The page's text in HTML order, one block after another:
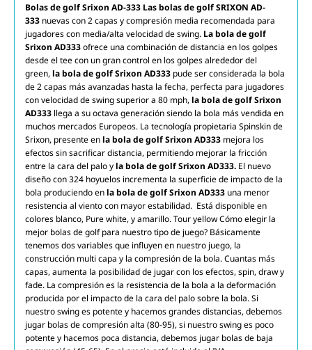
Bolas de golf Srixon AD-333 Las bolas de golf SRIXON AD-
333 nuevas con 2 capas y compresión media recomendada para
jugadores con media/alta velocidad de swing. La bola de golf
Srixon AD333ofrece una combinación de distancia en los golpes
desde el tee con un gran control en los golpes alrededor del
green,la bola de golf Srixon AD333 pude ser considerada la bola
de 2 capas más avanzadas hasta la fecha, perfecta para jugadores
con velocidad de swing superior a 80 mph,la bola de golf Srixon
AD333 llega a su octava generación siendo la bola más vendida en
muchos mercados Europeos. La tecnología propietaria Spinskin de
Srixon, presente enla bola de golf Srixon AD333 mejora los
efectos sin sacrificar distancia, permitiendo mejorar la fricción
entre la cara del palo yla bola de golf Srixon AD333. El nuevo
diseño con 324 hoyuelos incrementa la superficie de impacto de la
bola produciendo enla bola de golf Srixon AD333 una menor
resistencia al viento con mayor estabilidad. Está disponible en
colores blanco, Pure white, y amarillo. Tour yellow Cómo elegir la
mejor bolas de golf para nuestro tipo de juego? Básicamente
tenemos dos variables que influyen en nuestro juego, la
construcción multi capa y la compresión de la bola. Cuantas más
capas, aumenta la posibilidad de jugar con los efectos, spin, draw y
fade. La compresión es la resistencia de la bola a la deformación
producida por el impacto de la cara del palo sobre la bola. Si
nuestro swing es potente y hacemos grandes distancias, debemos
jugar bolas de compresión alta (80-95), si nuestro swing es poco
potente y hacemos poca distancia, debemos jugar bolas de baja